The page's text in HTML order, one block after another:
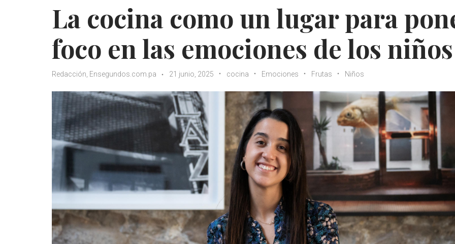
La cocina como un lugar para
foco en las emociones de los niños
Redacción, Ensegundos.com.pa 21 junio, 2025 cocina Emociones Frutas Niños